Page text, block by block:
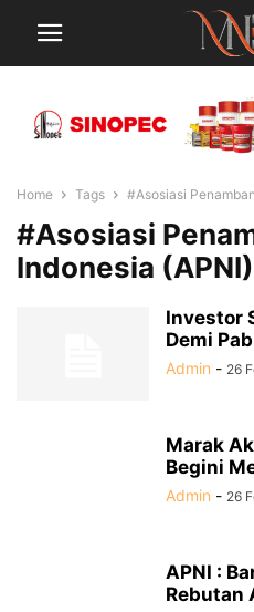
Home Tags #Asosiasi
#Asosiasi
Indonesia (APNI)
Investor
Demi
Admin - 26
Marak
Begini
Admin - 26
APNI :
Rebutan